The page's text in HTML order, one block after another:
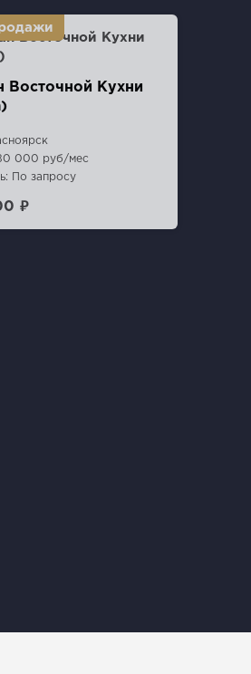
Восточной Кухни
000 руб/мес
По запросу
₽